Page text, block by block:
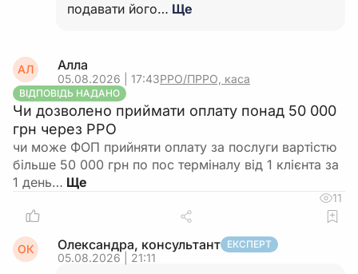
подавати його… Ще
АЛ Алла
05.08.2026 | 17:43РРО/ПРРО, каса
ВІДПОВІДЬ НАДАНО
Чи дозволено приймати оплату понад 50 000
грн через РРО
чи може ФОП прийняти оплату за послуги вартістю
більше 50 000 грн по пос терміналу від 1 клієнта за
1 день…
11
ОК Олександра, консультант ЕКСПЕРТ
05.08.2026 | 21:11